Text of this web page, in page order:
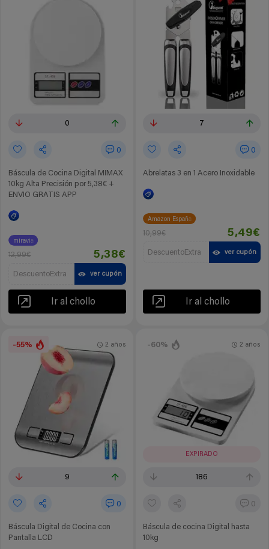
0
0
Báscula de Cocina Digital MIMAX
10kg Alta Precisión por 5,38€ +
ENVIO GRATIS APP
miravia
12,99€ 5,38€
DescuentoExtra ver cupón
Ir al chollo
7
0
Abrelatas 3 en 1 Acero Inoxidable
Amazon España
10,99€ 5,49€
DescuentoExtra ver cupón
Ir al chollo
-55%
9
0
Báscula Digital de Cocina con
Pantalla LCD
2 años -60%
EXPIRADO
186
0
Báscula de cocina Digital hasta
10kg
2 años